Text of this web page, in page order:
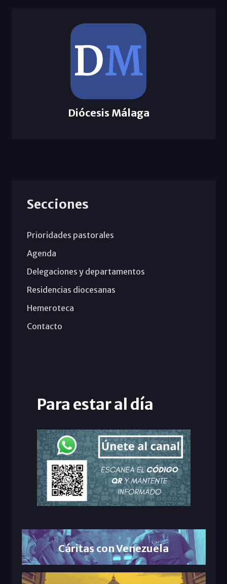
Diócesis Málaga
Secciones
Prioridades pastorales
Agenda
Delegaciones y departamentos
Residencias diocesanas
Hemeroteca
Contacto
Para estar al día
Cáritas con Venezuela